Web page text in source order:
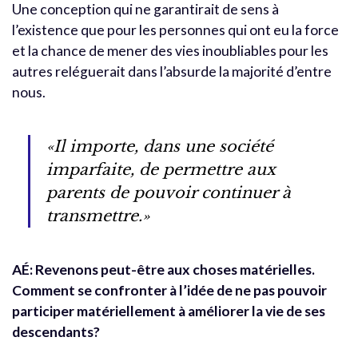
Une conception qui ne garantirait de sens à
l’existence que pour les personnes qui ont eu la force
et la chance de mener des vies inoubliables pour les
autres reléguerait dans l’absurde la majorité d’entre
nous.
«Il importe, dans une société
imparfaite, de permettre aux
parents de pouvoir continuer à
transmettre.»
AÉ:Revenons peut-être aux choses matérielles.
Comment se confronter à l’idée de ne pas pouvoir
participer matériellement à améliorer la vie de ses
descendants?